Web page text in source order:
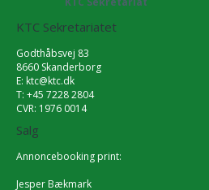
KTC Sekretariatet
Godthåbsvej 83
8660 Skanderborg
E: ktc@ktc.dk
T: +45 7228 2804
CVR: 1976 0014
Salg
Annoncebooking print:
Jesper Bækmark